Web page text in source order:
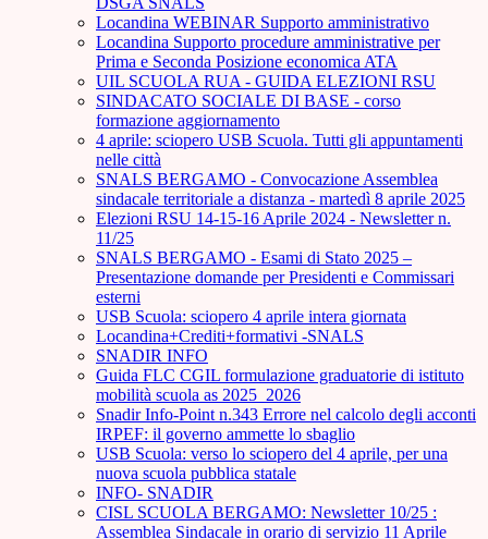
Locandina WEBINAR Supporto amministrativo
Locandina Supporto procedure amministrative per
Prima e Seconda Posizione economica ATA
UIL SCUOLA RUA - GUIDA ELEZIONI RSU
SINDACATO SOCIALE DI BASE - corso
formazione aggiornamento
4 aprile: sciopero USB Scuola. Tutti gli appuntamenti
nelle città
SNALS BERGAMO - Convocazione Assemblea
sindacale territoriale a distanza - martedì 8 aprile 2025
Elezioni RSU 14-15-16 Aprile 2024 - Newsletter n.
11/25
SNALS BERGAMO - Esami di Stato 2025 –
Presentazione domande per Presidenti e Commissari
esterni
USB Scuola: sciopero 4 aprile intera giornata
Locandina+Crediti+formativi -SNALS
SNADIR INFO
Guida FLC CGIL formulazione graduatorie di istituto
mobilità scuola as 2025_2026
Snadir Info-Point n.343 Errore nel calcolo degli acconti
IRPEF: il governo ammette lo sbaglio
USB Scuola: verso lo sciopero del 4 aprile, per una
nuova scuola pubblica statale
INFO- SNADIR
CISL SCUOLA BERGAMO: Newsletter 10/25 :
Assemblea Sindacale in orario di servizio 11 Aprile